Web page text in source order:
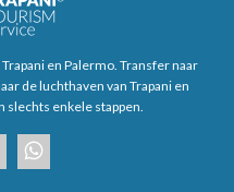
en Palermo. Transfer naar
de luchthaven van Trapani en
slechts enkele stappen.